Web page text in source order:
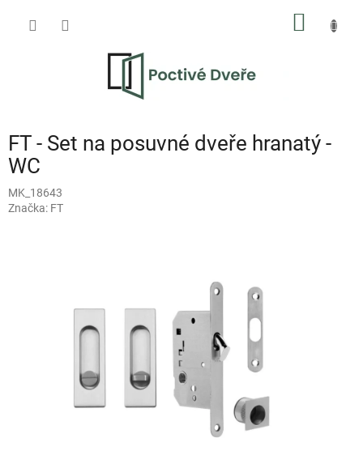
FT - Set na posuvné dveře hranatý -
WC
MK_18643
Značka: FT